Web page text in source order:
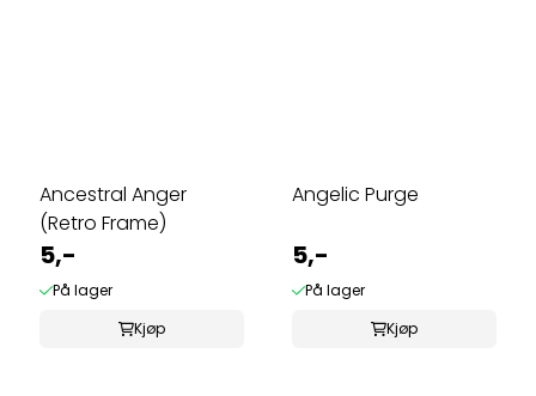
Ancestral Anger
(Retro Frame)
5,-
På lager
Kjøp
Angelic Purge
5,-
På lager
Kjøp